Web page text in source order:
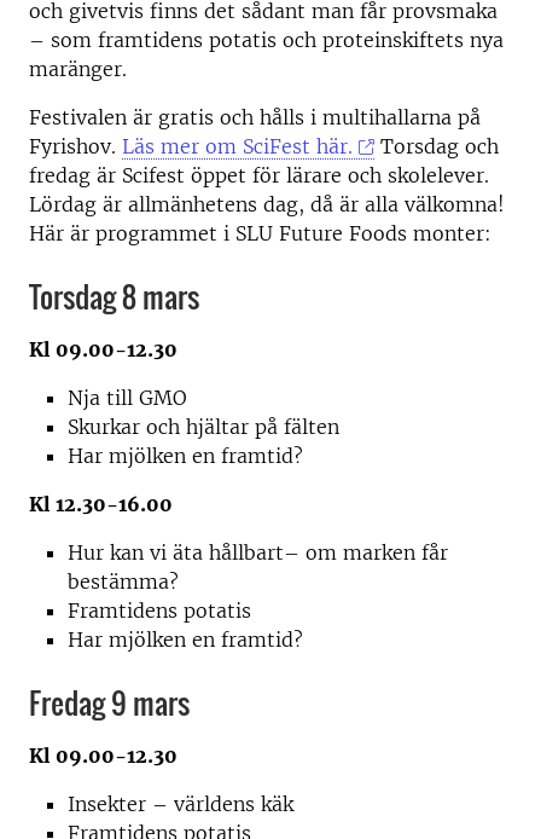
och givetvis finns det sådant man får provsmaka
– som framtidens potatis och proteinskiftets nya
maränger.
Festivalen är gratis och hålls i multihallarna på
Fyrishov. Läs mer om SciFest här.
Torsdag och
fredag är Scifest öppet för lärare och skolelever.
Lördag är allmänhetens dag, då är alla välkomna!
Här är programmet i SLU Future Foods monter:
Torsdag 8 mars
Kl 09.00-12.30
Nja till GMO
Skurkar och hjältar på fälten
Har mjölken en framtid?
Kl 12.30-16.00
Hur kan vi äta hållbart– om marken får
bestämma?
Framtidens potatis
Har mjölken en framtid?
Fredag 9 mars
Kl 09.00-12.30
Insekter – världens käk
Framtidens potatis